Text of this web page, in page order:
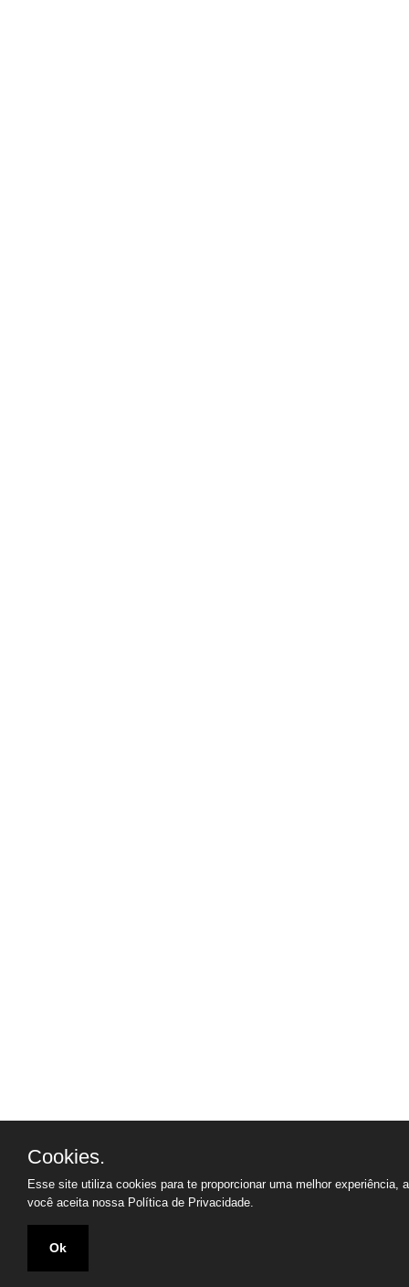
Cookies.
Esse site utiliza cookies para te proporcionar uma melhor experiência,
você aceita nossa Política de Privacidade.
Ok